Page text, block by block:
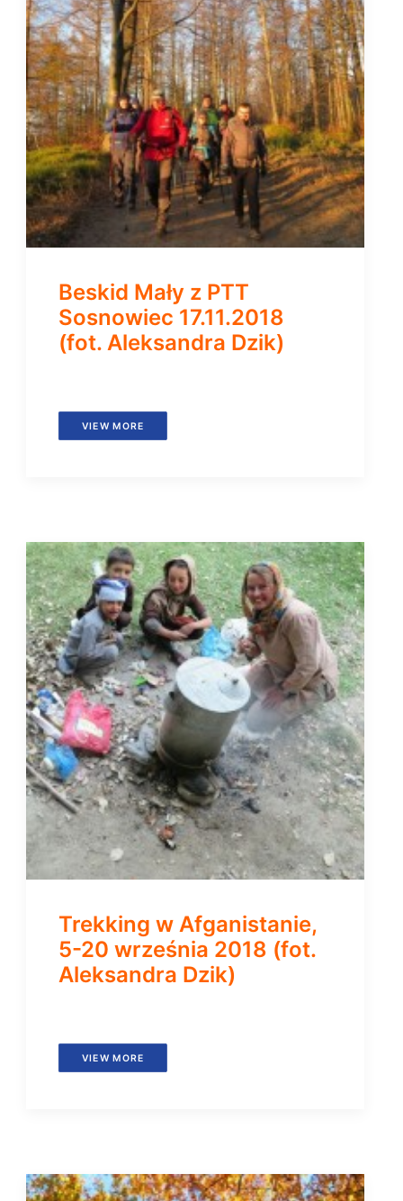
Beskid Mały z PTT
Sosnowiec 17.11.2018
(fot. Aleksandra Dzik)
VIEW MORE
Trekking w Afganistanie,
5-20 września 2018 (fot.
Aleksandra Dzik)
VIEW MORE